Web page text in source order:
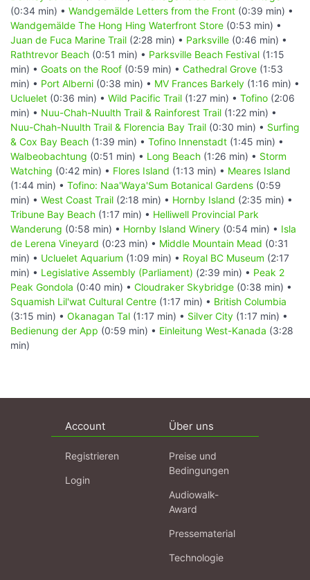
(0:34 min) • Wandgemälde Letters from the Front (0:39 min) •
Wandgemälde The Hong Hing Waterfront Store (0:53 min) •
Juan de Fuca Marine Trail (2:28 min) • Parksville (0:46 min) •
Rathtrevor Beach (0:51 min) • Parksville Beach Festival (1:15
min) • Goats on the Roof (0:59 min) • Cathedral Grove (1:53
min) • Port Alberni (0:38 min) • MV Frances Barkely (1:16 min) •
Ucluelet (0:36 min) • Wild Pacific Trail (1:27 min) • Tofino (2:06
min) • Nuu-Chah-Nuulth Trail & Rainforest Trail (1:22 min) •
Nuu-Chah-Nuulth Trail & Florencia Bay Trail (0:30 min) • Surfing
& Cox Bay Beach (1:39 min) • Tofino Innenstadt (1:45 min) •
Walbeobachtung (0:51 min) • Long Beach (1:26 min) • Storm
Watching (0:42 min) • Flores Island (1:13 min) • Meares Island
(1:44 min) • Tofino: Naa'Waya'Sum Botanical Gardens (0:59
min) • West Coast Trail (2:18 min) • Hornby Island (2:35 min) •
Tribune Bay Beach (1:17 min) • Helliwell Provincial Park
Wanderung (0:58 min) • Hornby Island Winery (0:54 min) • Isla
de Lerena Vineyard (0:23 min) • Middle Mountain Mead (0:31
min) • Ucluelet Aquarium (1:09 min) • Royal BC Museum (2:17
min) • Legislative Assembly (Parliament) (2:39 min) • Peak 2
Peak Gondola (0:40 min) • Cloudraker Skybridge (0:38 min) •
Squamish Lil'wat Cultural Centre (1:17 min) • British Columbia
(3:15 min) • Okanagan Tal (1:17 min) • Silver City (1:17 min) •
Bedienung der App (0:59 min) • Einleitung West-Kanada (3:28
min)
Account
Registrieren
Login
Über uns
Preise und
Bedingungen
Audiowalk-
Award
Pressematerial
Technologie